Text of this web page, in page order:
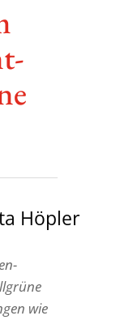
Höpler
wie